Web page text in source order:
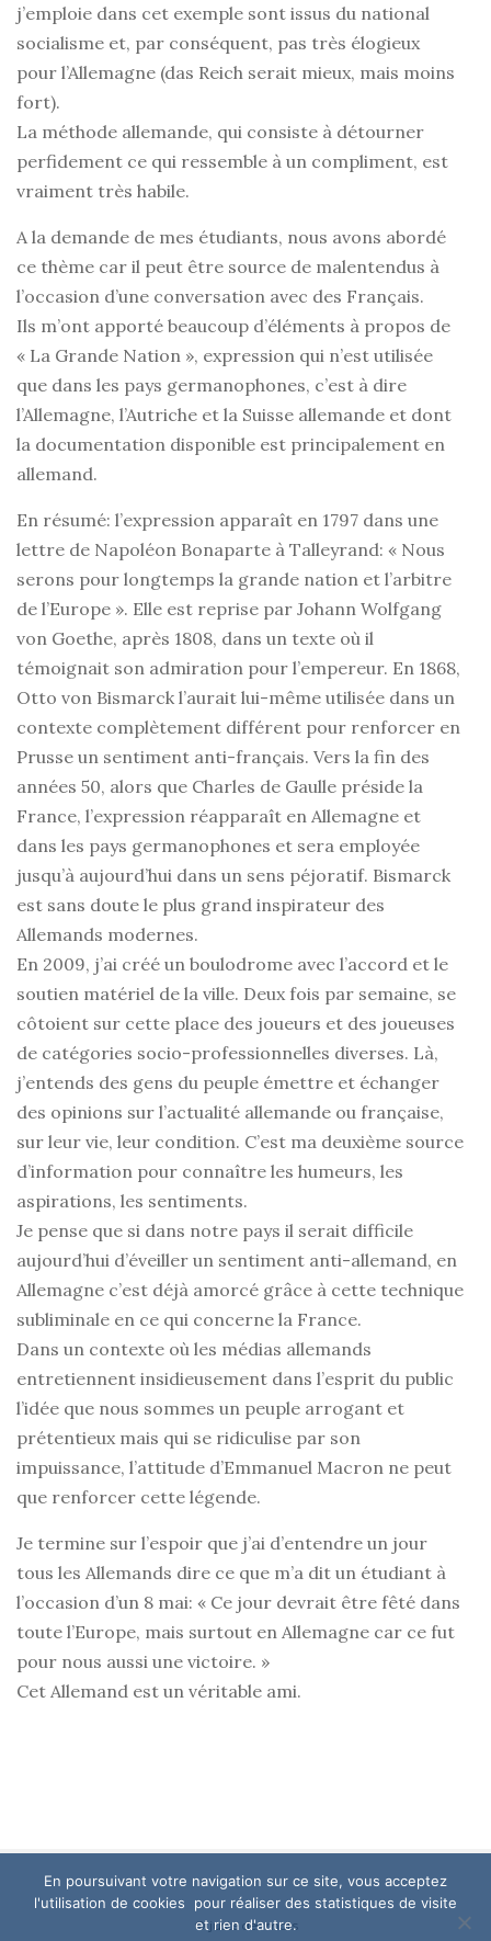
j’emploie dans cet exemple sont issus du national
socialisme et, par conséquent, pas très élogieux
pour l’Allemagne (das Reich serait mieux, mais moins
fort).
La méthode allemande, qui consiste à détourner
perfidement ce qui ressemble à un compliment, est
vraiment très habile.
A la demande de mes étudiants, nous avons abordé
ce thème car il peut être source de malentendus à
l’occasion d’une conversation avec des Français.
Ils m’ont apporté beaucoup d’éléments à propos de
« La Grande Nation », expression qui n’est utilisée
que dans les pays germanophones, c’est à dire
l’Allemagne, l’Autriche et la Suisse allemande et dont
la documentation disponible est principalement en
allemand.
En résumé: l’expression apparaît en 1797 dans une
lettre de Napoléon Bonaparte à Talleyrand: « Nous
serons pour longtemps la grande nation et l’arbitre
de l’Europe ». Elle est reprise par Johann Wolfgang
von Goethe, après 1808, dans un texte où il
témoignait son admiration pour l’empereur. En 1868,
Otto von Bismarck l’aurait lui-même utilisée dans un
contexte complètement différent pour renforcer en
Prusse un sentiment anti-français. Vers la fin des
années 50, alors que Charles de Gaulle préside la
France, l’expression réapparaît en Allemagne et
dans les pays germanophones et sera employée
jusqu’à aujourd’hui dans un sens péjoratif. Bismarck
est sans doute le plus grand inspirateur des
Allemands modernes.
En 2009, j’ai créé un boulodrome avec l’accord et le
soutien matériel de la ville. Deux fois par semaine, se
côtoient sur cette place des joueurs et des joueuses
de catégories socio-professionnelles diverses. Là,
j’entends des gens du peuple émettre et échanger
des opinions sur l’actualité allemande ou française,
sur leur vie, leur condition. C’est ma deuxième source
d’information pour connaître les humeurs, les
aspirations, les sentiments.
Je pense que si dans notre pays il serait difficile
aujourd’hui d’éveiller un sentiment anti-allemand, en
Allemagne c’est déjà amorcé grâce à cette technique
subliminale en ce qui concerne la France.
Dans un contexte où les médias allemands
entretiennent insidieusement dans l’esprit du public
l’idée que nous sommes un peuple arrogant et
prétentieux mais qui se ridiculise par son
impuissance, l’attitude d’Emmanuel Macron ne peut
que renforcer cette légende.
Je termine sur l’espoir que j’ai d’entendre un jour
tous les Allemands dire ce que m’a dit un étudiant à
l’occasion d’un 8 mai: « Ce jour devrait être fêté dans
toute l’Europe, mais surtout en Allemagne car ce fut
pour nous aussi une victoire. »
Cet Allemand est un véritable ami.
© juste des mots
En poursuivant votre navigation sur ce site, vous acceptez
l'utilisation de cookies pour réaliser des statistiques de visite
et rien d'autre.